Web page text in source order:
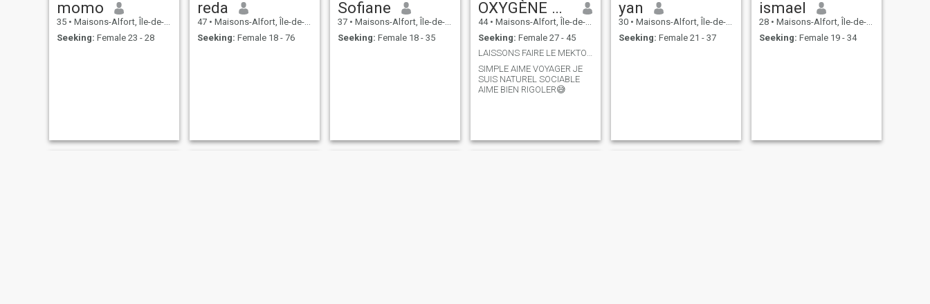
momo
35 • Maisons-Alfort, Île-de-France, France
Seeking: Female 23 - 28
reda
47 • Maisons-Alfort, Île-de-France, France
Seeking: Female 18 - 76
Sofiane
37 • Maisons-Alfort, Île-de-France, France
Seeking: Female 18 - 35
OXYGÈNE 🇨🇵🇩🇿l immigré
44 • Maisons-Alfort, Île-de-France, France
Seeking: Female 27 - 45
LAISSONS FAIRE LE MEKTOUB DESTIN
SIMPLE AIME VOYAGER JE
SUIS NATUREL SOCIABLE
AIME BIEN RIGOLER😅
yan
30 • Maisons-Alfort, Île-de-France, France
Seeking: Female 21 - 37
ismael
28 • Maisons-Alfort, Île-de-France, France
Seeking: Female 19 - 34